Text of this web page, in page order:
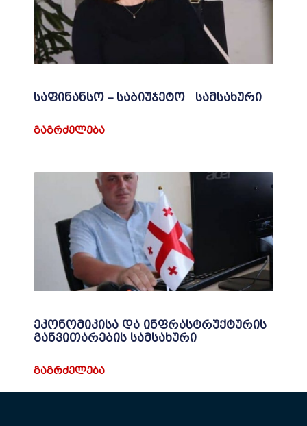
საფინანსო – საბიუჯეტო სამსახური
ᲒᲐᲒᲠᲫᲔᲚᲔᲑᲐ
ეკონომიკისა და ინფრასტრუქტურის
განვითარების სამსახური
ᲒᲐᲒᲠᲫᲔᲚᲔᲑᲐ